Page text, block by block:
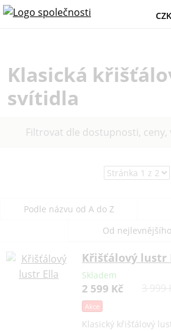
CZK
Klasická
svítidla
Filtrovat dle dostupnosti, ceny,
Podle názvu od A do Z
Od nejlevnějšího
Křišťálový lustr
Skladem
2 599 Kč
Akce
Klasický křišťálový